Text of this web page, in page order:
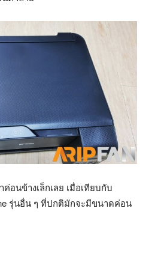
อนข้างเล็กเลย เมื่อเทียบกับ
รุ่นอื่น ๆ ที่ปกติมักจะมีขนาดค่อน